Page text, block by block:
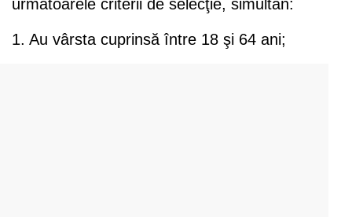
următoarele criterii de selecţie, simultan:
1. Au vârsta cuprinsă între 18 şi 64 ani;